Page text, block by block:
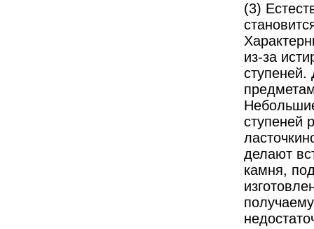
(3)
из-за
ступеней.
ступеней
делают
камня,